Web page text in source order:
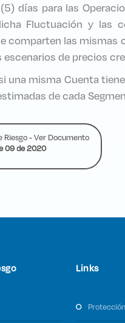
días para las
Fluctuación y las
comparten las mismas
de precios
una misma Cuenta
de cada
Riesgo - Ver Documento
09 de 2020
Links